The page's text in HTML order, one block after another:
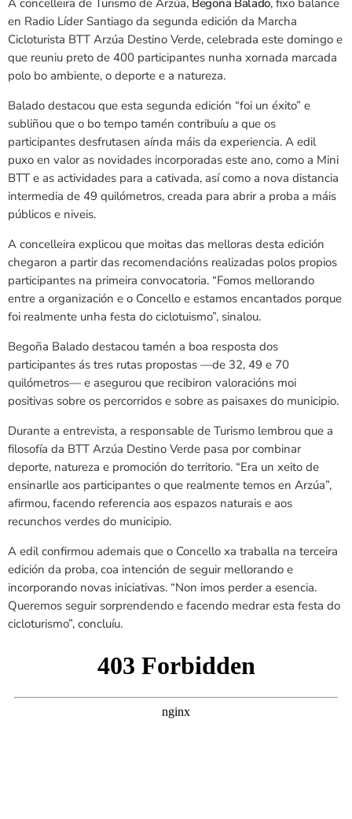
A concelleira de Turismo de Arzúa, Begoña Balado, fixo balance
en Radio Líder Santiago da segunda edición da Marcha
Cicloturista BTT Arzúa Destino Verde, celebrada este domingo e
que reuniu preto de 400 participantes nunha xornada marcada
polo bo ambiente, o deporte e a natureza.
Balado destacou que esta segunda edición “foi un éxito” e
subliñou que o bo tempo tamén contribuíu a que os
participantes desfrutasen aínda máis da experiencia. A edil
puxo en valor as novidades incorporadas este ano, como a Mini
BTT e as actividades para a cativada, así como a nova distancia
intermedia de 49 quilómetros, creada para abrir a proba a máis
públicos e niveis.
A concelleira explicou que moitas das melloras desta edición
chegaron a partir das recomendacións realizadas polos propios
participantes na primeira convocatoria. “Fomos mellorando
entre a organización e o Concello e estamos encantados porque
foi realmente unha festa do ciclotuismo”, sinalou.
Begoña Balado destacou tamén a boa resposta dos
participantes ás tres rutas propostas —de 32, 49 e 70
quilómetros— e asegurou que recibiron valoracións moi
positivas sobre os percorridos e sobre as paisaxes do municipio.
Durante a entrevista, a responsable de Turismo lembrou que a
filosofía da BTT Arzúa Destino Verde pasa por combinar
deporte, natureza e promoción do territorio. “Era un xeito de
ensinarlle aos participantes o que realmente temos en Arzúa”,
afirmou, facendo referencia aos espazos naturais e aos
recunchos verdes do municipio.
A edil confirmou ademais que o Concello xa traballa na terceira
edición da proba, coa intención de seguir mellorando e
incorporando novas iniciativas. “Non imos perder a esencia.
Queremos seguir sorprendendo e facendo medrar esta festa do
cicloturismo”, concluíu.